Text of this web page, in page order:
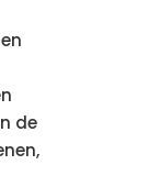
de